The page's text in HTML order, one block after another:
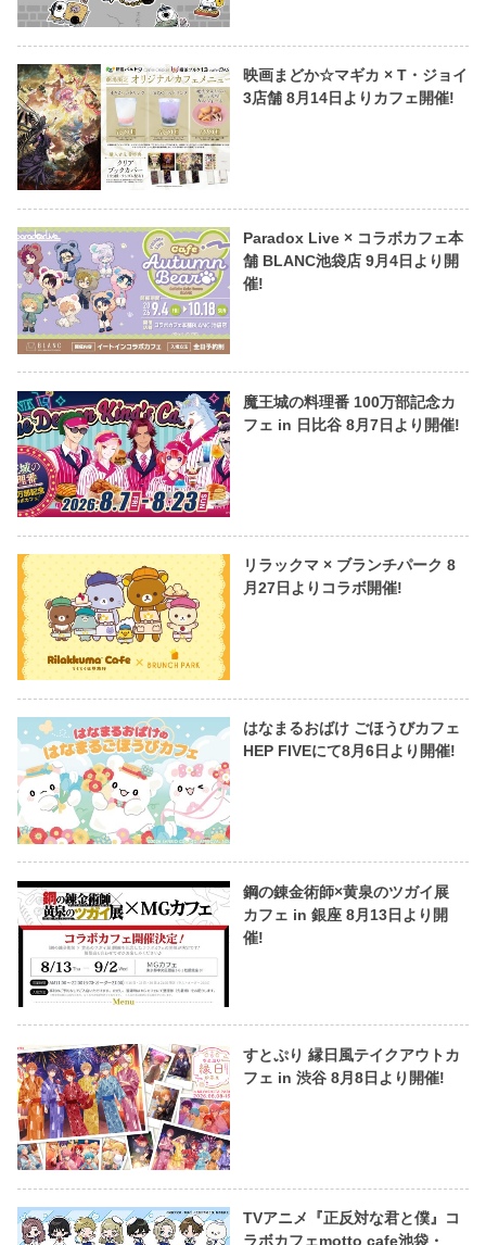
映画まどか☆マギカ × T・ジョイ
3店舗 8月14日よりカフェ開催!
Paradox Live × コラボカフェ本
舗 BLANC池袋店 9月4日より開
催!
魔王城の料理番 100万部記念カ
フェ in 日比谷 8月7日より開催!
リラックマ × ブランチパーク 8
月27日よりコラボ開催!
はなまるおばけ ごほうびカフェ
HEP FIVEにて8月6日より開催!
鋼の錬金術師×黄泉のツガイ展
カフェ in 銀座 8月13日より開
催!
すとぷり 縁日風テイクアウトカ
フェ in 渋谷 8月8日より開催!
TVアニメ『正反対な君と僕』コ
ラボカフェmotto cafe池袋・